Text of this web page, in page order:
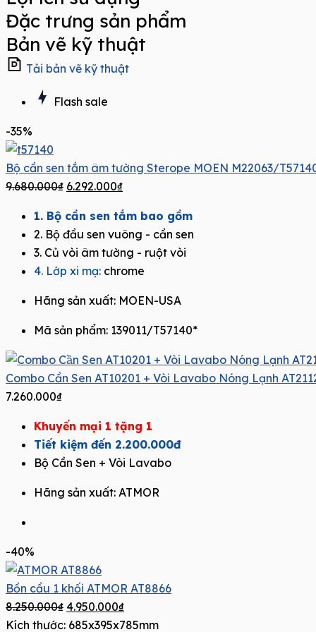
Đặc trưng sản phẩm
Bản vẽ kỹ thuật
Tải bản vẽ kỹ thuật
Flash sale
-35%
Bộ cần sen tắm âm tường Sterope MOEN M22063/
9.680.000₫ 6.292.000₫
1. Bộ cần sen tắm bao gồm
2. Bộ đầu sen vuông - cần sen
3. Củ vòi âm tường - ruột vòi
4. Lớp xi mạ: chrome
Hãng sản xuất: MOEN-USA
Mã sản phẩm: 139011/T57140*
Combo Cần Sen AT10201 + Vòi Lavabo Nóng Lạnh
7.260.000₫
Khuyến mại 1 tặng 1
Tiết kiệm đến 2.200.000đ
Bộ Cần Sen + Vòi Lavabo
Hãng sản xuất: ATMOR
-40%
Bồn cầu 1 khối ATMOR AT8866
8.250.000₫ 4.950.000₫
Kích thước: 685x395x785mm